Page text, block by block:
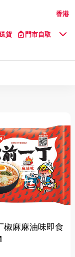
香港
貨 門市自取
椒麻麻油味即食